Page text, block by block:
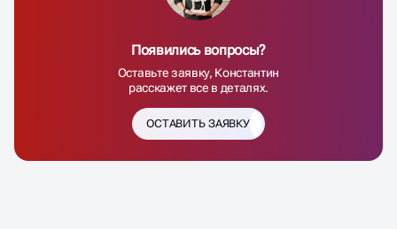
Появились вопросы?
Оставьте заявку, Конcтантин
расскажет все в деталях.
ОСТАВИТЬ ЗАЯВКУ